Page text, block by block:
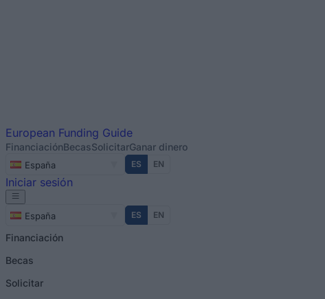
European Funding Guide
FinanciaciónBecasSolicitarGanar dinero
España ES EN
Iniciar sesión
España ES EN
Financiación
Becas
Solicitar